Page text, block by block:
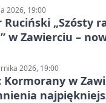
2026, 19:00
Ruciński „Szósty
w Zawierciu –
2026, 19:00
Kormorany w